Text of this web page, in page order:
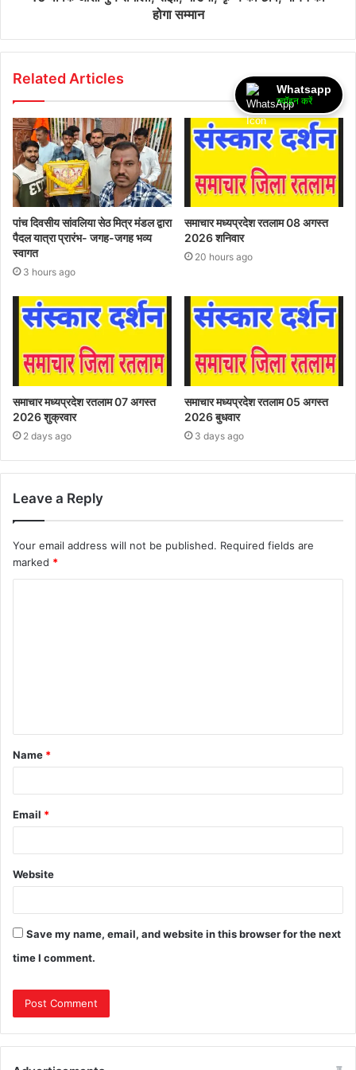
होगा सम्मान
Related Articles
पांच दिवसीय सांवलिया सेठ मित्र मंडल द्वारा
पैदल यात्रा प्रारंभ- जगह-जगह भव्य
स्वागत
3 hours ago
समाचार मध्यप्रदेश रतलाम 08 अगस्त
2026 शनिवार
20 hours ago
समाचार मध्यप्रदेश रतलाम 07 अगस्त
2026 शुक्रवार
2 days ago
समाचार मध्यप्रदेश रतलाम 05 अगस्त
2026 बुधवार
3 days ago
Leave a Reply
Your email address will not be published. Required fields are
marked *
Name *
Email *
Website
Save my name, email, and website in this browser for the next
time I comment.
Whatsapp
ज्वॉइन करें